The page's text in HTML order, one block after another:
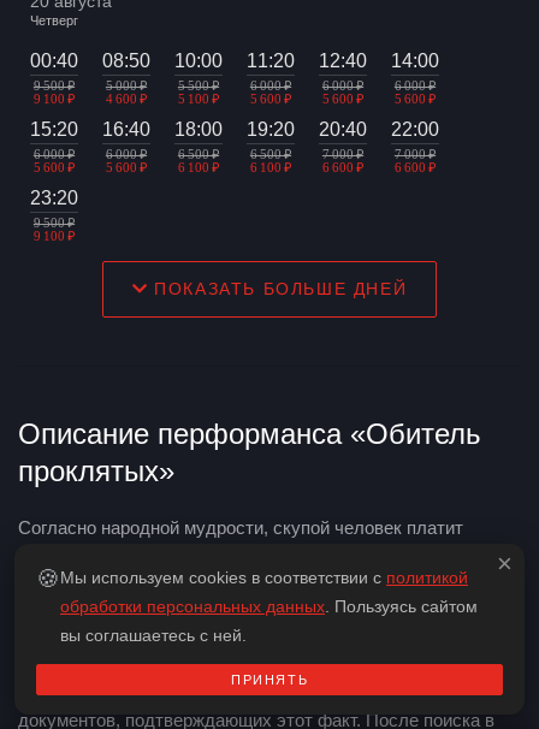
Четверг
00:40
9 500 ₽
9 100 ₽
08:50
5 000 ₽
4 600 ₽
10:00
5 500 ₽
5 100 ₽
11:20
6 000 ₽
5 600 ₽
12:40
6 000 ₽
5 600 ₽
14:00
6 000 ₽
5 600 ₽
15:20
6 000 ₽
5 600 ₽
16:40
6 000 ₽
5 600 ₽
18:00
6 500 ₽
6 100 ₽
19:20
6 500 ₽
6 100 ₽
20:40
7 000 ₽
6 600 ₽
22:00
7 000 ₽
6 600 ₽
23:20
9 500 ₽
9 100 ₽
ПОКАЗАТЬ БОЛЬШЕ ДНЕЙ
Описание перформанса «Обитель
проклятых»
Согласно народной мудрости, скупой человек платит
самого страшного человеческого порока – жадности.
Получив известие о том, что вы можете вступить в
наследство дальнего родственника, который находился в
психиатрической больнице, вы отправляетесь на поиски
документов, подтверждающих этот факт. После поиска в
×
🍪Мы используем cookies в соответствии с политикой
обработки персональных данных . Пользуясь сайтом
вы соглашаетесь с ней.
ПРИНЯТЬ